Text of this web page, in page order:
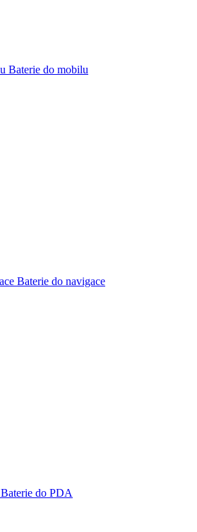
Baterie do mobilu
Baterie do navigace
Baterie do PDA